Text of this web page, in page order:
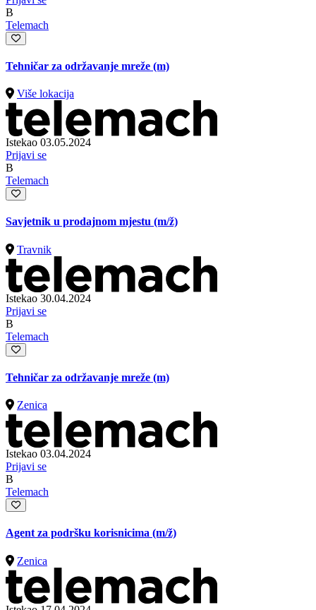
B
Telemach
Tehničar za održavanje mreže (m)
Više lokacija
Istekao 03.05.2024
Prijavi se
B
Telemach
Savjetnik u prodajnom mjestu (m/ž)
Travnik
Istekao 30.04.2024
Prijavi se
B
Telemach
Tehničar za održavanje mreže (m)
Zenica
Istekao 03.04.2024
Prijavi se
B
Telemach
Agent za podršku korisnicima (m/ž)
Zenica